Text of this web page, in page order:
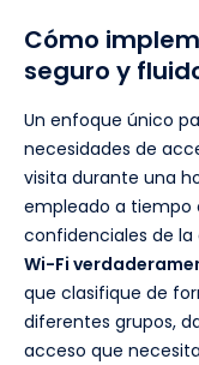
Cómo
seguro y
Un enfoque único
necesidades de
visita durante una
empleado a tiempo
confidenciales de
Wi-Fi
que clasifique de
diferentes grupos,
acceso que